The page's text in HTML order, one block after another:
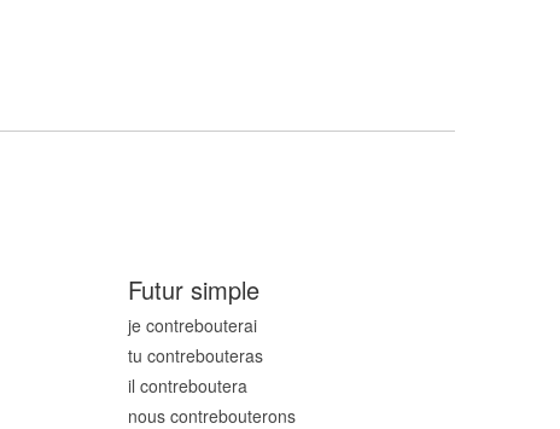
Futur simple
je contrebouterai
tu contrebouteras
il contreboutera
nous contrebouterons